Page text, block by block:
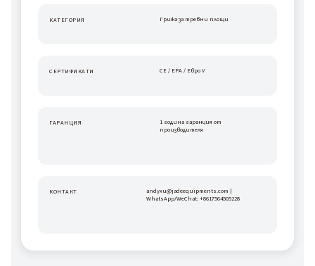
КАТЕГОРИЯ Грижа за тревни площи
СЕРТИФИКАТИ CE / EPA / Евро V
ГАРАНЦИЯ
1 година гаранция от
производителя
КОНТАКТ
andyxu@jadeequipments.com |
WhatsApp/WeChat: +8617564505228